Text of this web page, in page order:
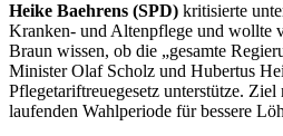
Heike Baehrens (SPD) kritisierte
Kranken- und Altenpflege und wollte
Braun wissen, ob die „gesamte
Minister Olaf Scholz und Hubertus
Pflegetariftreuegesetz unterstütze. Ziel
laufenden Wahlperiode für bessere